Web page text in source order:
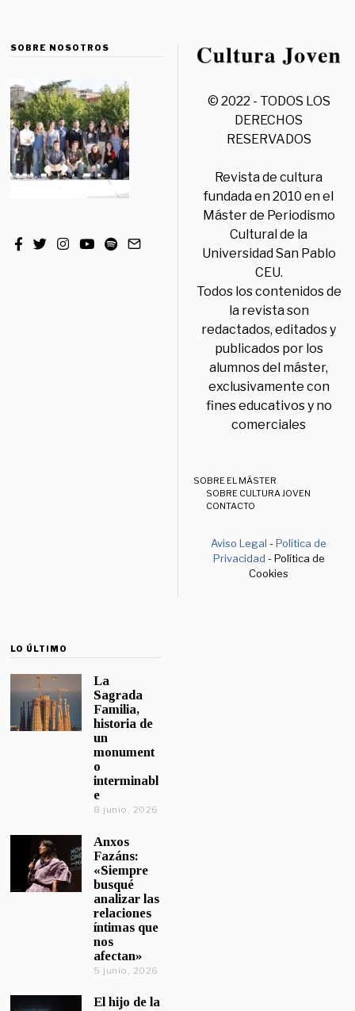
SOBRE NOSOTROS
© 2022 - TODOS LOS
DERECHOS
RESERVADOS
Revista de cultura
fundada en 2010 en el
Máster de Periodismo
Cultural de la
Universidad San Pablo
CEU.
Todos los contenidos de
la revista son
redactados, editados y
publicados por los
alumnos del máster,
exclusivamente con
fines educativos y no
comerciales
SOBRE EL MÁSTER
SOBRE CULTURA JOVEN
CONTACTO
Aviso Legal -Política de
Privacidad - Política de
Cookies
LO ÚLTIMO
La
Sagrada
Familia,
historia de
un
monument
o
interminabl
e
8 junio, 2026
Anxos
Fazáns:
«Siempre
busqué
analizar las
relaciones
íntimas que
nos
afectan»
5 junio, 2026
El hijo de la